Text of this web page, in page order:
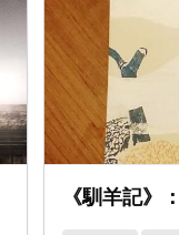
《馴羊記》